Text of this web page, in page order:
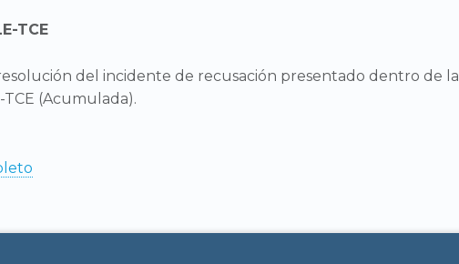
TCE
del incidente de recusación presentado dentro de la
(Acumulada).